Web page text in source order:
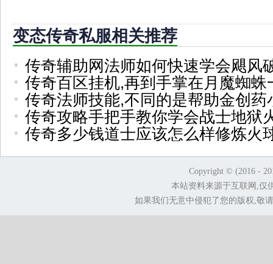
变态传奇私服相关推荐
传奇辅助网法师如何快速学会飓风
传奇百区挂机,再到手掌在月魔蜘蛛
传奇法师技能,不同的是帮助金创药
传奇攻略手把手教你学会战士地狱
传奇多少钱道士应该怎么样修炼火
Copyright © (2016 -
本站资料来源于互联网,仅
如果我们无意中侵犯了您的版权,敬